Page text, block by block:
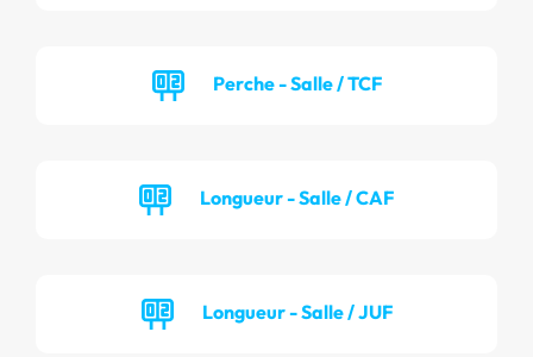
Perche - Salle / TCF
Longueur - Salle / CAF
Longueur - Salle / JUF